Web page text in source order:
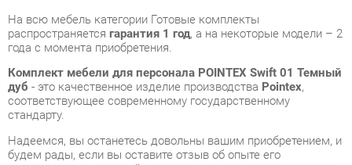
стандарту.
Надеемся, вы останетесь довольны вашим приобретением, и
будем рады, если вы оставите отзыв об опыте его
использования, который поможет сориентироваться нашим
будущим покупателям.
Кроме формыобратной связи получить развёрнутую
консультацию, фото и видеообзор продукции вы можете по
e-mail, телефону в Екатеринбурге и через мессенджеры
Telegram и WhatsApp.